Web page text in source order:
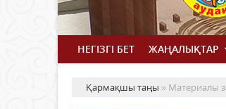
НЕГІЗГІ БЕТ ЖАҢАЛЫҚТАР
Қармақшы таңы » Материалы